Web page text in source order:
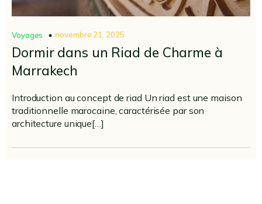
Voyages novembre 21, 2025
Dormir dans un Riad de Charme à
Marrakech
Introduction au concept de riad Un riad est une maison
traditionnelle marocaine, caractérisée par son
architecture unique[…]